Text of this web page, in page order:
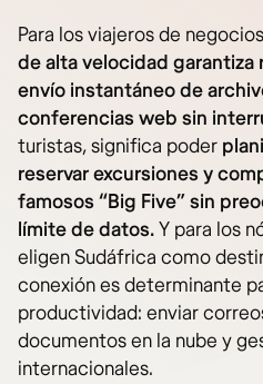
Para los viajeros de
de alta velocidad garantiza
envío instantáneo de
conferencias web sin
turistas, significa poder
reservar excursiones y
famosos “Big Five” sin
límite de datos.Y para los
eligen Sudáfrica como
conexión es determinante
productividad: enviar
documentos en la nube y
internacionales.